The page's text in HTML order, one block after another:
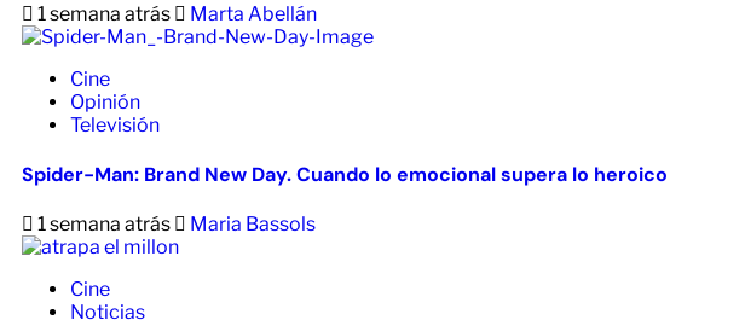
1 semana atrás Marta Abellán
Cine
Opinión
Televisión
Spider-Man: Brand New Day. Cuando lo emocional supera lo heroico
1 semana atrás Maria Bassols
Cine
Noticias